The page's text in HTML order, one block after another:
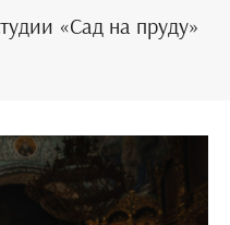
«Сад на пруду»